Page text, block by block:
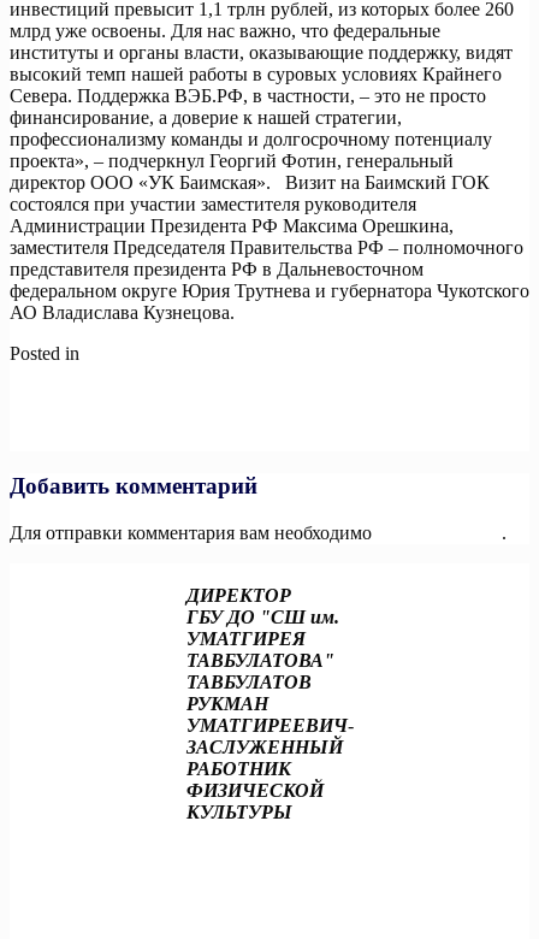
инвестиций превысит 1,1 трлн рублей, из которых более 260
млрд уже освоены. Для нас важно, что федеральные
институты и органы власти, оказывающие поддержку, видят
высокий темп нашей работы в суровых условиях Крайнего
Севера. Поддержка ВЭБ.РФ, в частности, – это не просто
финансирование, а доверие к нашей стратегии,
профессионализму команды и долгосрочному потенциалу
проекта», – подчеркнул Георгий Фотин, генеральный
директор ООО «УК Баимская». Визит на Баимский ГОК
состоялся при участии заместителя руководителя
Администрации Президента РФ Максима Орешкина,
заместителя Председателя Правительства РФ – полномочного
представителя президента РФ в Дальневосточном
федеральном округе Юрия Трутнева и губернатора Чукотского
АО Владислава Кузнецова.
Posted in
Добавить комментарий
Для отправки комментария вам необходимо .
ДИРЕКТОР
ГБУ ДО "СШ им.
УМАТГИРЕЯ
ТАВБУЛАТОВА"
ТАВБУЛАТОВ
РУКМАН
УМАТГИРЕЕВИЧ-
ЗАСЛУЖЕННЫЙ
РАБОТНИК
ФИЗИЧЕСКОЙ
КУЛЬТУРЫ